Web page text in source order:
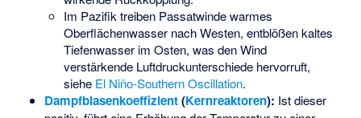
Im Pazifik treiben Passatwinde warmes
Oberflächenwasser nach Westen, entblößen kaltes
Tiefenwasser im Osten, was den Wind
verstärkende Luftdruckunterschiede hervorruft,
siehe El Niño-Southern Oscillation.
Dampfblasenkoeffizient(Kernreaktoren): Ist dieser